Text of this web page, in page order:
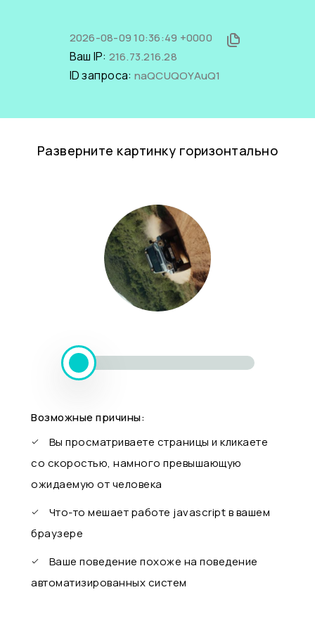
2026-08-09 10:36:49 +0000
Ваш IP: 216.73.216.28
ID запроса: naQCUQOYAuQ1
Разверните картинку горизонтально
Возможные причины:
Вы просматриваете страницы и кликаете
со скоростью, намного превышающую
ожидаемую от человека
Что-то мешает работе javascript в вашем
браузере
Ваше поведение похоже на поведение
автоматизированных систем